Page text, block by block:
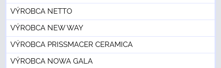
VÝROBCA NETTO
VÝROBCA NEW WAY
VÝROBCA PRISSMACER CERAMICA
VÝROBCA NOWA GALA